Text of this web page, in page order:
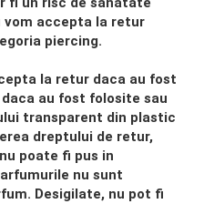
vom accepta la retur
piercing.
la retur daca au fost
au fost folosite sau
transparent din plastic
dreptului de retur,
poate fi pus in
nu sunt
Desigilate, nu pot fi